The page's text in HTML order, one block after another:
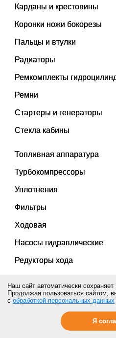
Карданы и крестовины
Коронки ножи бокорезы
Пальцы и втулки
Радиаторы
Ремкомплекты
Ремни
Стартеры и генераторы
Стекла кабины
Топливная аппаратура
Турбокомпрессоры
Уплотнения
Фильтры
Ходовая
Насосы гидравлические
Редукторы хода
Навесное оборудование
Электрооборудование
Рукава высокого давления
Наш сайт автоматически
Продолжая пользоваться сайтом,
с обработкой персональных данных
Я